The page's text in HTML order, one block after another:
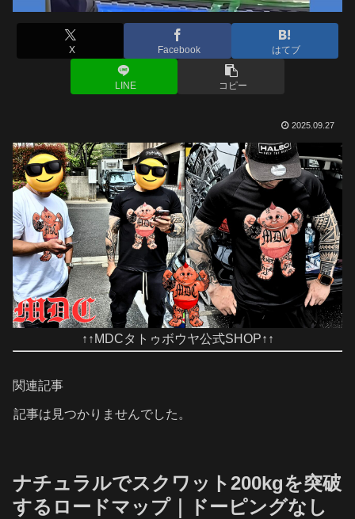
X Facebook はてブ
LINE コピー
2025.09.27
↑↑MDCタトゥボウヤ公式SHOP↑↑
関連記事
記事は見つかりませんでした。
ナチュラルでスクワット200kgを突破
するロードマップ｜ドーピングなし